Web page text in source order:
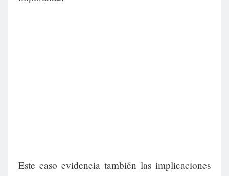
Este caso evidencia también las implicaciones